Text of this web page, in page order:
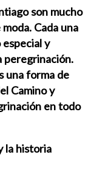
son mucho
Cada una
y
peregrinación.
una forma de
Camino y
en todo
la historia